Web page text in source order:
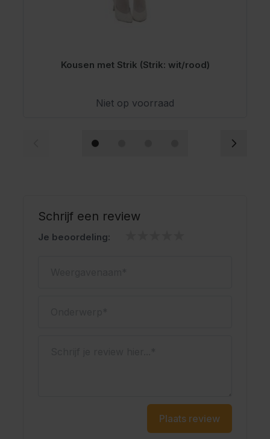
Kousen met Strik (Strik: wit/rood)
Niet op voorraad
Schrijf een review
Je beoordeling:
Plaats review